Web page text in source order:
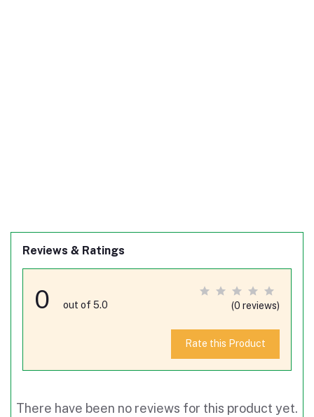
Reviews & Ratings
0 out of 5.0 (0 reviews)
Rate this Product
There have been no reviews for this product yet.